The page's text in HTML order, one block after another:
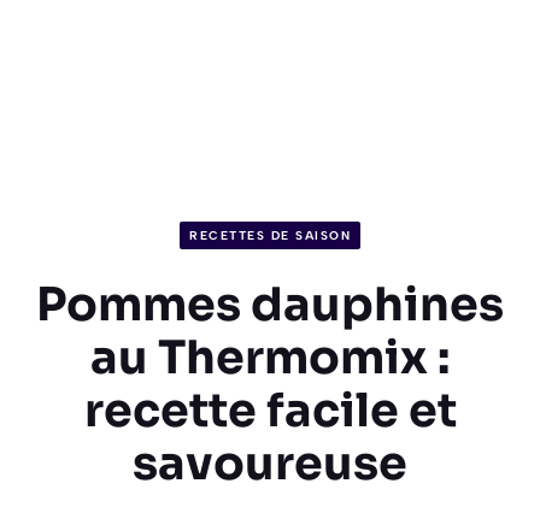
RECETTES DE SAISON
Pommes dauphines
au Thermomix :
recette facile et
savoureuse